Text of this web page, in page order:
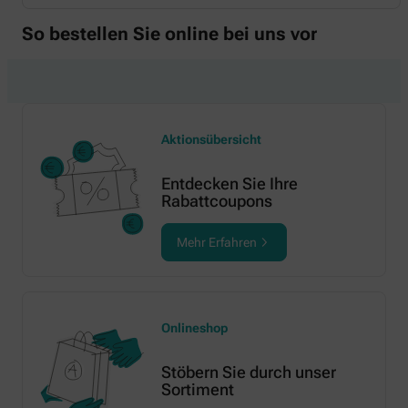
So bestellen Sie online bei uns vor
Aktionsübersicht
Entdecken Sie Ihre
Rabattcoupons
Mehr Erfahren
Onlineshop
Stöbern Sie durch unser
Sortiment